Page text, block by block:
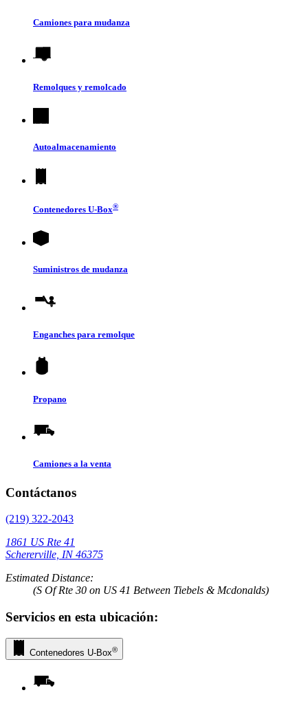
Camiones para mudanza
Remolques y remolcado
Autoalmacenamiento
Contenedores U-Box®
Suministros de mudanza
Enganches para remolque
Propano
Camiones a la venta
Contáctanos
(219) 322-2043
1861 US Rte 41
Schererville, IN 46375
Estimated Distance:
(S Of Rte 30 on US 41 Between Tiebels & Mcdonalds)
Servicios en esta ubicación:
Contenedores U-Box®